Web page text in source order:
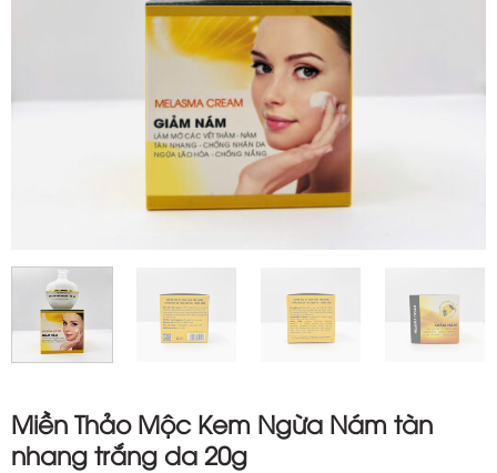
Miền Thảo Mộc Kem Ngừa Nám tàn
nhang trắng da 20g